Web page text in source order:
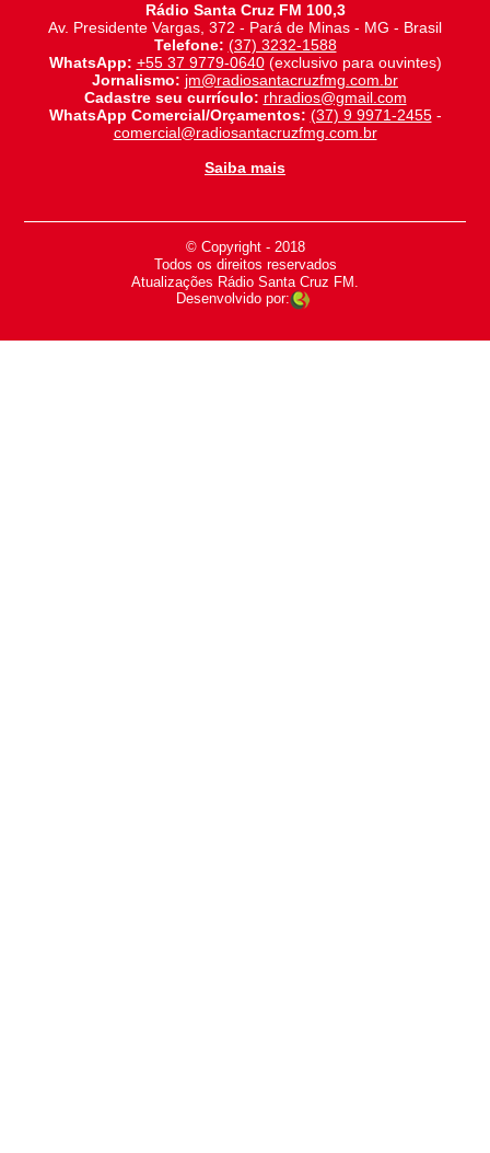
Rádio Santa Cruz FM 100,3
Av. Presidente Vargas, 372 - Pará de Minas - MG - Brasil
Telefone: (37) 3232-1588
WhatsApp: +55 37 9779-0640(exclusivo para ouvintes)
Jornalismo: jm@radiosantacruzfmg.com.br
Cadastre seu currículo: rhradios@gmail.com
WhatsApp Comercial/Orçamentos: (37) 9 9971-2455-
comercial@radiosantacruzfmg.com.br
Saiba mais
© Copyright - 2018
-
Todos os direitos reservados
-
Atualizações Rádio Santa Cruz FM.
Desenvolvido por: